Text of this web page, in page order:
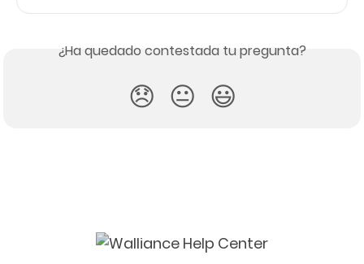
¿Ha quedado contestada tu pregunta?
😞 😐 😃